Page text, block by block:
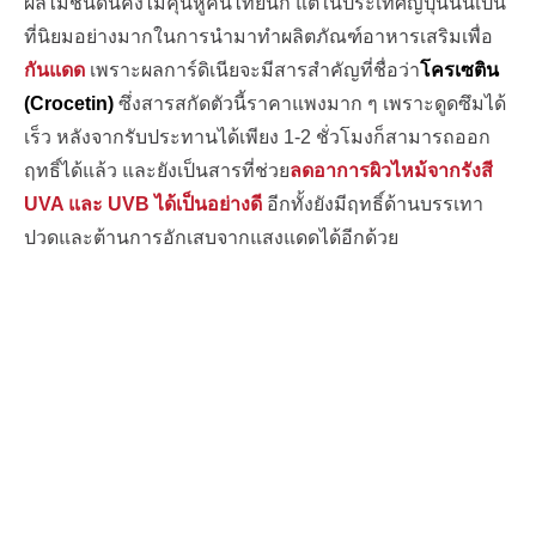
ที่นิยมอย่างมากในการนำมาทำผลิตภัณฑ์อาหารเสริมเพื่อ
กันแดดเพราะผลการ์ดิเนียจะมีสารสำคัญที่ชื่อว่าโครเซติน
(Crocetin) ซึ่งสารสกัดตัวนี้ราคาแพงมาก ๆ เพราะดูดซึมได้
เร็ว หลังจากรับประทานได้เพียง 1-2 ชั่วโมงก็สามารถออก
ฤทธิ์ได้แล้ว และยังเป็นสารที่ช่วยลดอาการผิวไหม้จากรังสี
UVA และ UVB ได้เป็นอย่างดีอีกทั้งยังมีฤทธิ์ด้านบรรเทา
ปวดและต้านการอักเสบจากแสงแดดได้อีกด้วย